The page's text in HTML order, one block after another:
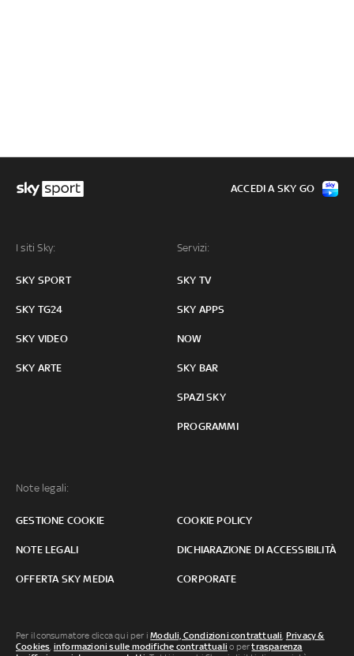
I siti Sky:
SKY SPORT
SKY TG24
SKY VIDEO
SKY ARTE
Servizi:
SKY TV
SKY APPS
NOW
SKY BAR
SPAZI SKY
PROGRAMMI
Note legali:
GESTIONE COOKIE COOKIE POLICY
NOTE LEGALI DICHIARAZIONE DI ACCESSIBILITÀ
OFFERTA SKY MEDIA CORPORATE
ACCEDI A SKY GO
Per il consumatore clicca qui per iModuli, Condizioni contrattuali, Privacy &
Cookies, informazioni sulle modifiche contrattuali o pertrasparenza